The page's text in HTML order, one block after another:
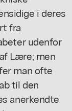
i deres
fra
udenfor
Lære; men
man ofte
til den
anerkendte